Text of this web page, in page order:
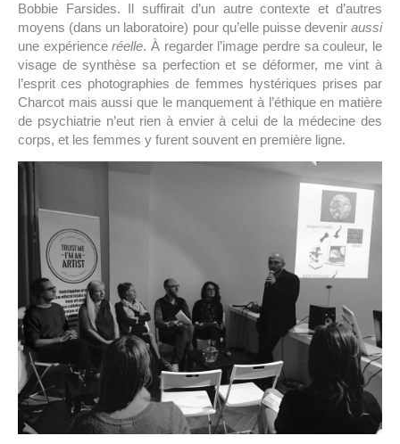
Bobbie Farsides. Il suffirait d’un autre contexte et d’autres
moyens (dans un laboratoire) pour qu’elle puisse devenir aussi
une expérienceréelle. À regarder l’image perdre sa couleur, le
visage de synthèse sa perfection et se déformer, me vint à
l’esprit ces photographies de femmes hystériques prises par
Charcot mais aussi que le manquement à l’éthique en matière
de psychiatrie n’eut rien à envier à celui de la médecine des
corps, et les femmes y furent souvent en première ligne.